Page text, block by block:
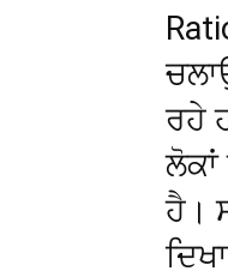
ਰਹੇ
ਹੈ।